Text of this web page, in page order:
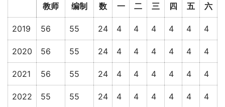
教师
编制
数
一
二
三
四
五
六
2019 56 55 24 4 4 4 4 4 4
2020 56 55 24 4 4 4 4 4 4
2021 56 55 24 4 4 4 4 4 4
2022 55 55 24 4 4 4 4 4 4